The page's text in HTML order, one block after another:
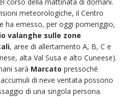
meteorologiche, il Centro
ha emesso, per oggi pomeriggio,
valanghe sulle zone
, aree di allertamento A, B, C e
alta Val Susa e alto Cuneese).
sarà Marcato pressoché
di neve ventata possono
di una singola persona.